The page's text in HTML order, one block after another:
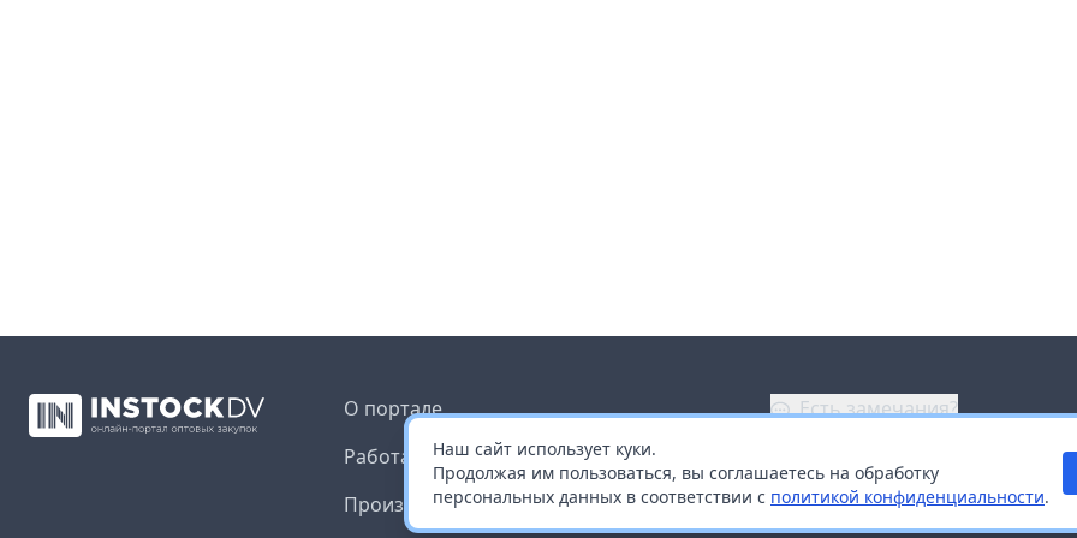
Наш сайт использует куки.
Продолжая им пользоваться, вы соглашаетесь на обработку
персональных данных в соответствии с политикой конфиденциальности.
О портале
Работа с платформой
Производителям и дистрибьюторам
Есть замечания?
Заказать звонок